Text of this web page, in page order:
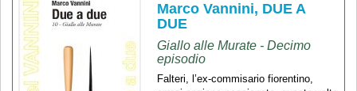
Marco Vannini, DUE A
DUE
Giallo alle Murate - Decimo
episodio
Falteri, l’ex-commisario fiorentino,